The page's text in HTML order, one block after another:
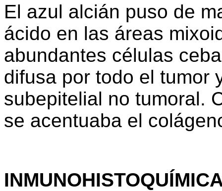
El azul alcián puso de
ácido en las áreas
abundantes células
difusa por todo el tumor
subepitelial no tumoral.
se acentuaba el